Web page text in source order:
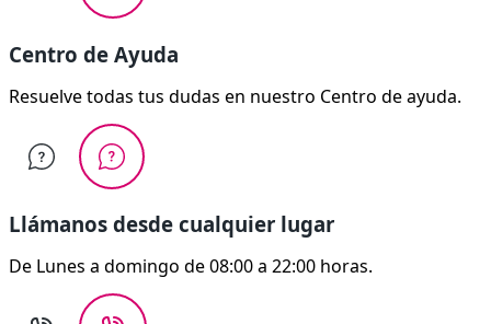
Centro de Ayuda
Resuelve todas tus dudas en nuestro Centro de ayuda.
Llámanos desde cualquier lugar
De Lunes a domingo de 08:00 a 22:00 horas.